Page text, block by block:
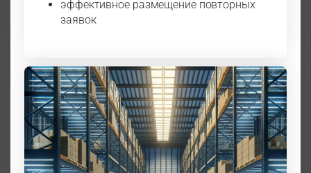
эффективное размещение повторных
заявок